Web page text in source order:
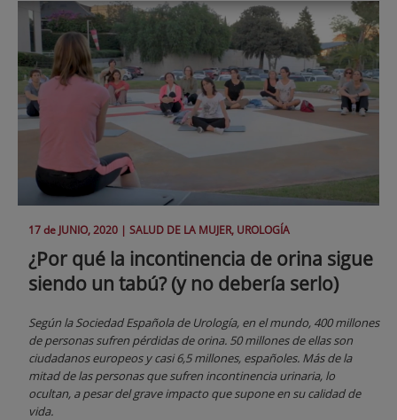
17 de JUNIO, 2020 | SALUD DE LA MUJER, UROLOGÍA
¿Por qué la incontinencia de orina sigue
siendo un tabú? (y no debería serlo)
Según la Sociedad Española de Urología, en el mundo, 400 millones
de personas sufren pérdidas de orina. 50 millones de ellas son
ciudadanos europeos y casi 6,5 millones, españoles. Más de la
mitad de las personas que sufren incontinencia urinaria, lo
ocultan, a pesar del grave impacto que supone en su calidad de
vida.